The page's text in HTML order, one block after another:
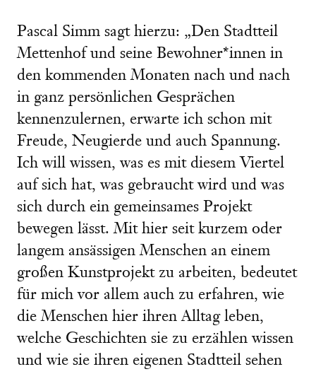
Pascal Simm sagt hierzu: „Den Stadtteil
Mettenhof und seine Bewohner*innen in
den kommenden Monaten nach und nach
in ganz persönlichen Gesprächen
kennenzulernen, erwarte ich schon mit
Freude, Neugierde und auch Spannung.
Ich will wissen, was es mit diesem Viertel
auf sich hat, was gebraucht wird und was
sich durch ein gemeinsames Projekt
bewegen lässt. Mit hier seit kurzem oder
langem ansässigen Menschen an einem
großen Kunstprojekt zu arbeiten, bedeutet
für mich vor allem auch zu erfahren, wie
die Menschen hier ihren Alltag leben,
welche Geschichten sie zu erzählen wissen
und wie sie ihren eigenen Stadtteil sehen